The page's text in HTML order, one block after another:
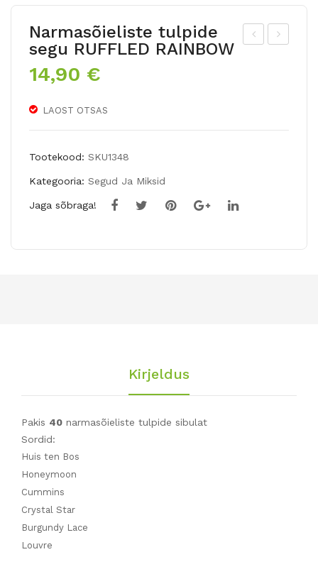
PP
p
Narmasõieliste tulpide
segu RUFFLED RAINBOW
14,90 €
LAOST OTSAS
Tootekood: SKU1348
Kategooria: Segud Ja Miksid
Jaga sõbraga!
Kirjeldus
Pakis 40 narmasõieliste tulpide sibulat
Sordid:
Huis ten Bos
Honeymoon
Cummins
Crystal Star
Burgundy Lace
Louvre